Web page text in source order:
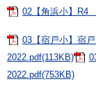
02【角浜小】
03【宿戸小】宿
2022.pdf(113KB)
2022.pdf(753KB)